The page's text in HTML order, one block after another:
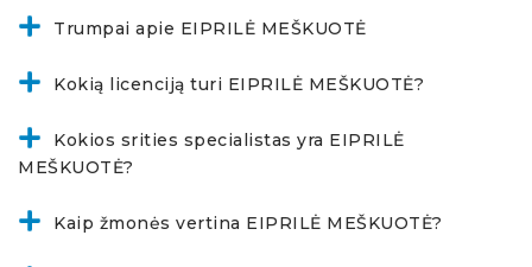
Trumpai apie EIPRILĖ MEŠKUOTĖ
Kokią licenciją turi EIPRILĖ MEŠKUOTĖ?
Kokios srities specialistas yra EIPRILĖ
MEŠKUOTĖ?
Kaip žmonės vertina EIPRILĖ MEŠKUOTĖ?